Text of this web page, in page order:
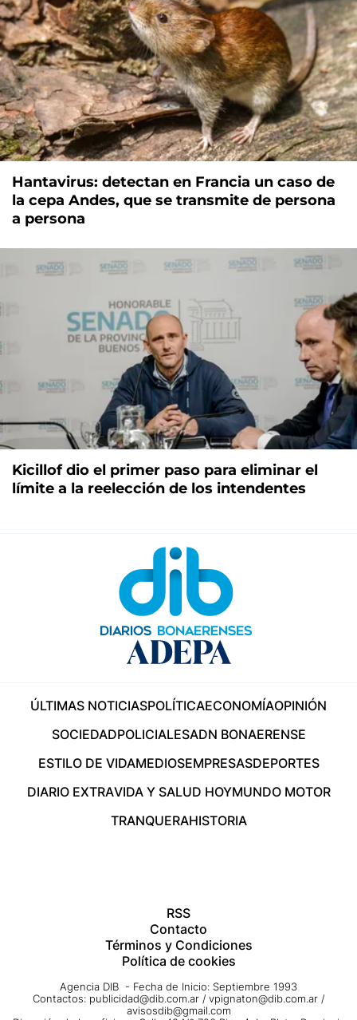
Hantavirus: detectan en Francia un caso de
la cepa Andes, que se transmite de persona
a persona
Kicillof dio el primer paso para eliminar el
límite a la reelección de los intendentes
ÚLTIMAS NOTICIASPOLÍTICAECONOMÍAOPINIÓN
SOCIEDADPOLICIALESADN BONAERENSE
ESTILO DE VIDAMEDIOSEMPRESASDEPORTES
DIARIO EXTRAVIDA Y SALUD HOYMUNDO MOTOR
TRANQUERAHISTORIA
RSS
Contacto
Términos y Condiciones
Política de cookies
Agencia DIB - Fecha de Inicio: Septiembre 1993
Contactos: publicidad@dib.com.ar / vpignaton@dib.com.ar /
avisosdib@gmail.com